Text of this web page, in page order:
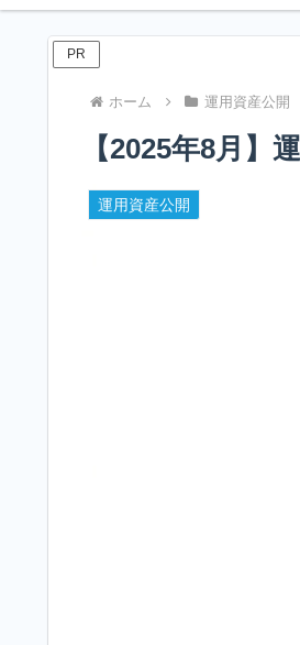
PR
ホーム 運用資産公開
【2025年8月】
運用資産公開